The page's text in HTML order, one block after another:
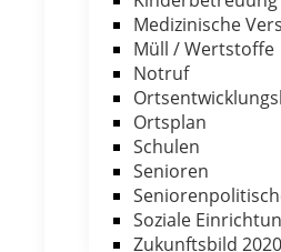
Medizinische
Müll / Wertstoffe
Notruf
Ortsplan
Schulen
Senioren
Soziale
Zukunftsbild 2020